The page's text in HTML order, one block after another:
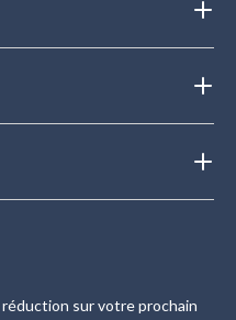
sur votre prochain